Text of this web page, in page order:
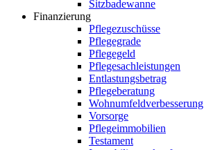
Sitzbadewanne
Finanzierung
Pflegezuschüsse
Pflegegrade
Pflegegeld
Pflegesachleistungen
Entlastungsbetrag
Pflegeberatung
Wohnumfeldverbesserung
Vorsorge
Pflegeimmobilien
Testament